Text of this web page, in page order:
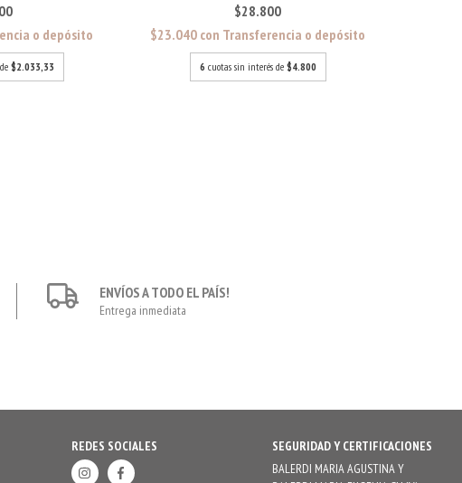
o depósito
$2.033,33
$28.800
$23.040 con Transferencia o depósito
6 cuotas sin interés de $4.800
ENVÍOS A TODO EL PAÍS!
Entrega inmediata
REDES SOCIALES
SEGURIDAD Y CERTIFICACIONES
BALERDI MARIA AGUSTINA Y